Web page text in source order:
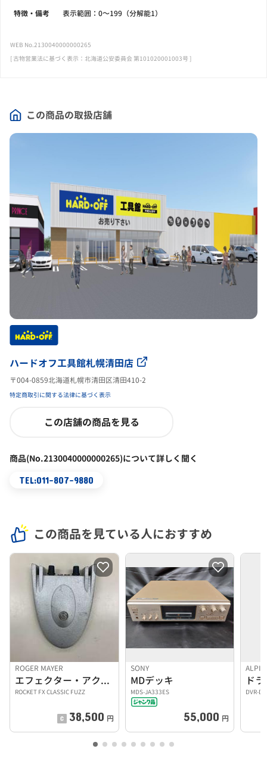
この商品の取扱店舗
ハードオフ工具館札幌清田店
〒004-0859北海道札幌市清田区清田410-2
特定商取引に関する法律に基づく表示
この店舗の商品を見る
商品(No.2130040000000265)について詳しく聞く
TEL:011-807-9880
特徴・備考 表示範囲：0～199（分解能1）
WEB No.2130040000000265
[ 古物営業法に基づく表示：北海道公安委員会 第101020001003号 ]
この商品を見ている人におすすめ
ROGER MAYER
エフェクター・アクセサリ
ROCKET FX CLASSIC FUZZ
38,500 円
SONY
MDデッキ
MDS-JA333ES
55,000 円
ド
DVR-